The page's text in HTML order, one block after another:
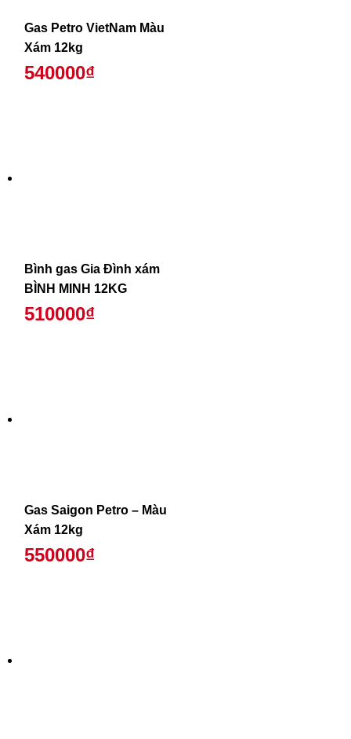
Gas Petro VietNam Màu
Xám 12kg
540000₫
Bình gas Gia Đình xám
BÌNH MINH 12KG
510000₫
Gas Saigon Petro – Màu
Xám 12kg
550000₫